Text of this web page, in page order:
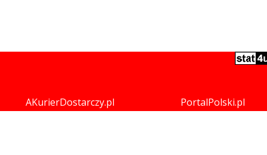
AKurierDostarczy.pl PortalPolski.pl